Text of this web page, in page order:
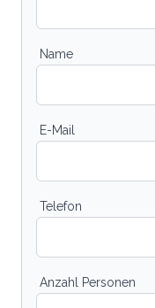
Name
E-Mail
Telefon
Anzahl Personen